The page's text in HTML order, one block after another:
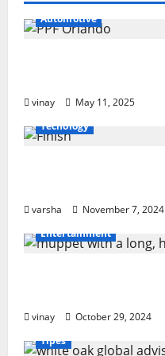
Automotive
vinay
May 11, 2025
Tecnology
varsha
November 7, 2024
Entertainment
vinay
October 29, 2024
Tipes